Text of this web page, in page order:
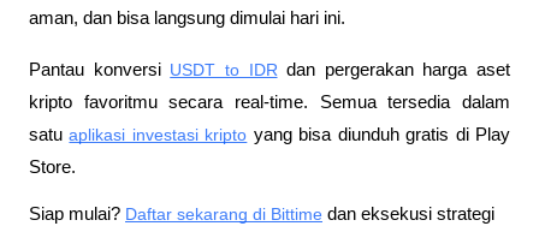
aman, dan bisa langsung dimulai hari ini.
Pantau konversi USDT to IDR dan pergerakan harga aset
kripto favoritmu secara real-time. Semua tersedia dalam
satu aplikasi investasi kripto yang bisa diunduh gratis di Play
Store.
Siap mulai? Daftar sekarang di Bittime dan eksekusi strategi